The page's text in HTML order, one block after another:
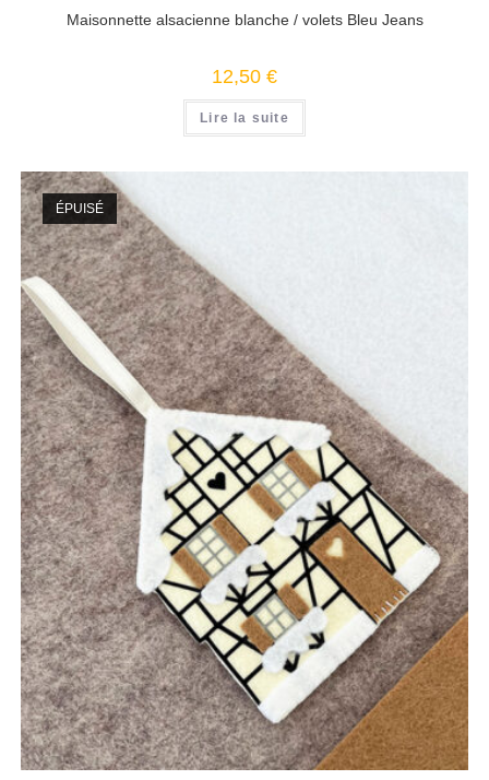
Maisonnette alsacienne blanche / volets Bleu Jeans
12,50 €
Lire la suite
ÉPUISÉ